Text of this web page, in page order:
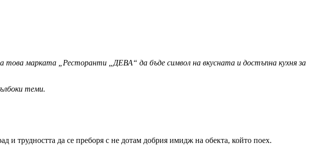
марката „Ресторанти „ДЕВА“ да бъде символ на вкусната и достъпна кухня за
теми.
и трудността да се преборя с не дотам добрия имидж на обекта, който поех.